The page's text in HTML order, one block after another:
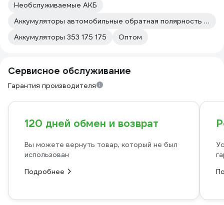
Необслуживаемые АКБ
Аккумуляторы автомобильные обратная полярность необслуживаемый
Аккумуляторы 353 175 175
Оптом
Сервисное обслуживание
Гарантия производителя
120 дней обмен и возврат
Вы можете вернуть товар, который не был
использован
Подробнее